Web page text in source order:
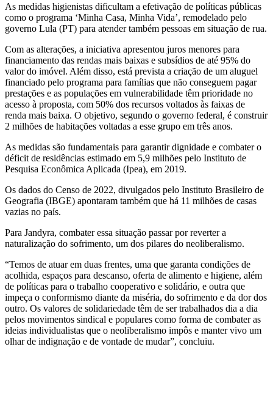
As medidas higienistas dificultam a efetivação de políticas públicas
como o programa ‘Minha Casa, Minha Vida’, remodelado pelo
governo Lula (PT) para atender também pessoas em situação de rua.
Com as alterações, a iniciativa apresentou juros menores para
financiamento das rendas mais baixas e subsídios de até 95% do
valor do imóvel. Além disso, está prevista a criação de um aluguel
financiado pelo programa para famílias que não conseguem pagar
prestações e as populações em vulnerabilidade têm prioridade no
acesso à proposta, com 50% dos recursos voltados às faixas de
renda mais baixa. O objetivo, segundo o governo federal, é construir
2 milhões de habitações voltadas a esse grupo em três anos.
As medidas são fundamentais para garantir dignidade e combater o
déficit de residências estimado em 5,9 milhões pelo Instituto de
Pesquisa Econômica Aplicada (Ipea), em 2019.
Os dados do Censo de 2022, divulgados pelo Instituto Brasileiro de
Geografia (IBGE) apontaram também que há 11 milhões de casas
vazias no país.
Para Jandyra, combater essa situação passar por reverter a
naturalização do sofrimento, um dos pilares do neoliberalismo.
“Temos de atuar em duas frentes, uma que garanta condições de
acolhida, espaços para descanso, oferta de alimento e higiene, além
de políticas para o trabalho cooperativo e solidário, e outra que
impeça o conformismo diante da miséria, do sofrimento e da dor dos
outro. Os valores de solidariedade têm de ser trabalhados dia a dia
pelos movimentos sindical e populares como forma de combater as
ideias individualistas que o neoliberalismo impôs e manter vivo um
olhar de indignação e de vontade de mudar”, concluiu.